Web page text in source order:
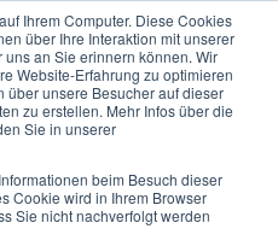
Ihrem Computer. Diese Cookies
über Ihre Interaktion mit unserer
an Sie erinnern können. Wir
Website-Erfahrung zu optimieren
unsere Besucher auf dieser
zu erstellen. Mehr Infos über die
Sie in unserer
beim Besuch dieser
Cookie wird in Ihrem Browser
Sie nicht nachverfolgt werden
& KI
in
Software- oder